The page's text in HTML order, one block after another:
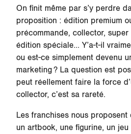
On finit même par s’y perdre
proposition : édition premium
précommande, collector,
édition spéciale… Y’a-t-il
ou est-ce simplement devenu
marketing ? La question est
peut réellement faire la force
collector, c’est sa rareté.
Les franchises nous
un artbook, une figurine, un